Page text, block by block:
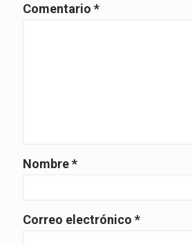
Comentario *
Nombre*
Correo electrónico *